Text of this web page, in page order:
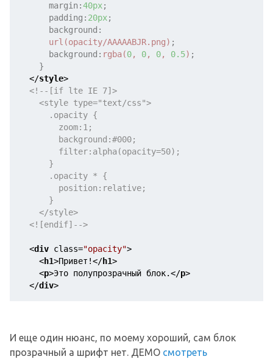
margin :40px;
padding : 20px;
background :
url (opacity/AAAAABJR.png) ;
background : rgba(0, 0, 0, 0.5) ;
    }
</style>
<!--[if lte IE 7]>
    <style type="text/css">
      .opacity {
        zoom:1;
        background:#000;
        filter:alpha(opacity=50);
      }
      .opacity * {
        position:relative;
      }
    </style>
  <![endif]-->
<div class="opacity">
<h1>Привет!</h1>
<p>Это полупрозрачный блок.</p>
</div>
И еще один нюанс, по моему хороший, сам блок
прозрачный а шрифт нет. ДЕМО смотреть